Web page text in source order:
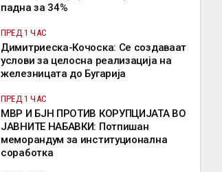
падна за 34%
ПРЕД 1 ЧАС
Димитриеска-Кочоска: Се создаваат
услови за целосна реализација на
железницата до Бугарија
ПРЕД 1 ЧАС
МВР И БЈН ПРОТИВ КОРУПЦИЈАТА ВО
ЈАВНИТЕ НАБАВКИ: Потпишан
меморандум за институционална
соработка